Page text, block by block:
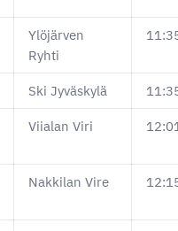
Ylöjärven
Ryhti
Ski Jyväskylä
Viialan Viri
Nakkilan Vire